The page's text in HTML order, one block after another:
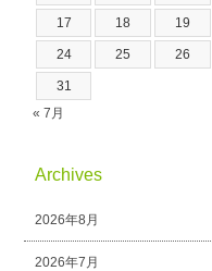
17 18 19
24 25 26
31
« 7月
Archives
2026年8月
2026年7月